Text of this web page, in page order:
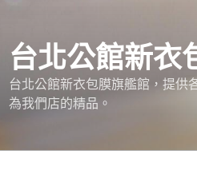
台北公館新衣
台北公館新衣包膜旗艦館，提供
為我們店的精品。